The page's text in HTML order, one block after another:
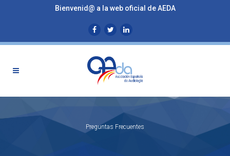
Bienvenid@ a la web oficial de AEDA
Preguntas Frecuentes